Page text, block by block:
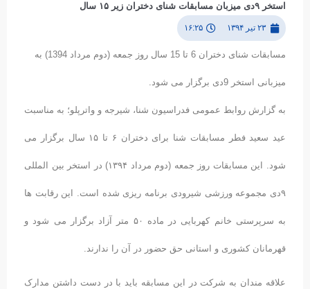
استخر ۹دی میزبان مسابقات شنای دختران زیر ۱۵ سال
۲۳ تیر ۱۳۹۴ ۱۶:۲۵
مسابقات شنای دختران 6 تا 15 سال روز جمعه (دوم مرداد 1394) به
میزبانی استخر 9دی برگزار می شود.
به گزارش روابط عمومی فدراسیون شنا، شیرجه و واترپلو؛ به مناسبت
عید سعید فطر مسابقات شنا برای دختران ۶ تا ۱۵ سال برگزار می
شود. این مسابقات روز جمعه (دوم مرداد ۱۳۹۴) در استخر بین المللی
۹دی مجموعه ورزشی شیرودی برنامه ریزی شده است. این رقابت ها
به سرپرستی خانم کهربایی در ماده ۵۰ متر آزاد برگزار می شود و
قهرمانان کشوری و استانی حق حضور در آن را ندارند.
علاقه مندان به شرکت در این مسابقه باید با در دست داشتن مدارک